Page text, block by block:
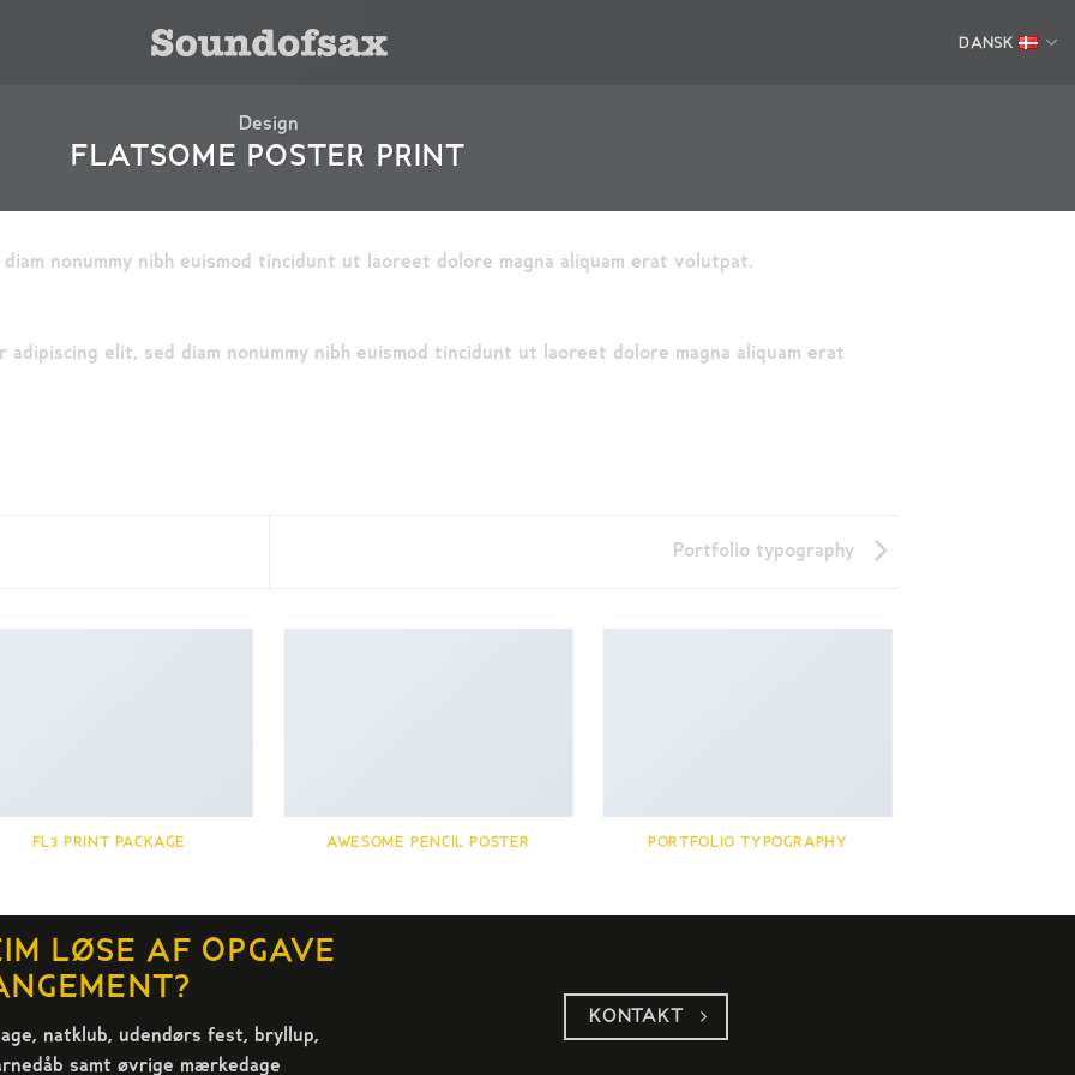
DANSK
Design
FLATSOME POSTER PRINT
nonummy nibh euismod tincidunt ut laoreet dolore magna aliquam erat volutpat.
elit, sed diam nonummy nibh euismod tincidunt ut laoreet dolore magna aliquam erat
Portfolio typography
FL3 PRINT PACKAGE AWESOME PENCIL POSTER PORTFOLIO TYPOGRAPHY
LØSE AF OPGAVE
natklub, udendørs fest, bryllup,
samt øvrige mærkedage
KONTAKT